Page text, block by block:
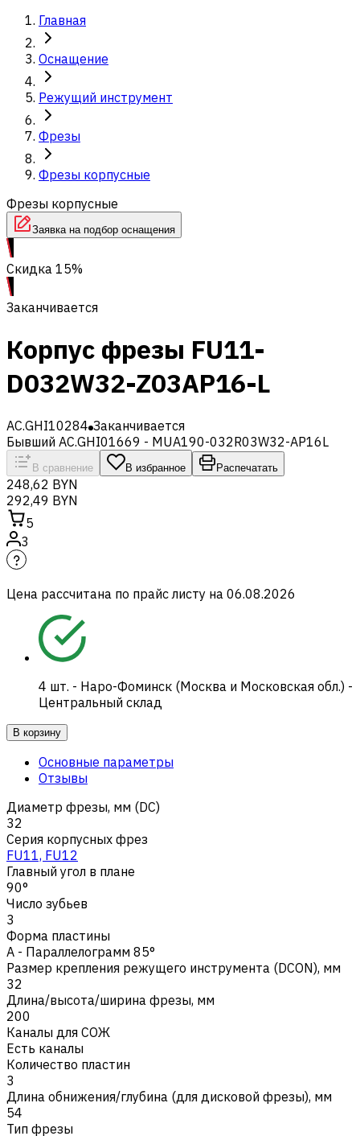
Главная
Оснащение
Режущий инструмент
Фрезы
Фрезы корпусные
Фрезы корпусные
Заявка на подбор оснащения
Скидка 15%
Заканчивается
Корпус фрезы FU11-
D032W32-Z03AP16-L
AC.GHI10284 Заканчивается
Бывший AC.GHI01669 - MUA190-032R03W32-AP16L
В сравнение В избранное Распечатать
248,62 BYN
292,49 BYN
5
3
Цена рассчитана по прайс листу на 06.08.2026
4 шт. - Наро-Фоминск (Москва и Московская обл.) -
Центральный склад
В корзину
Основные параметры
Отзывы
Диаметр фрезы, мм (DC)
32
Серия корпусных фрез
FU11, FU12
Главный угол в плане
90°
Число зубьев
3
Форма пластины
A - Параллелограмм 85°
Размер крепления режущего инструмента (DCON), мм
32
Длина/высота/ширина фрезы, мм
200
Каналы для СОЖ
Есть каналы
Количество пластин
3
Длина обнижения/глубина (для дисковой фрезы), мм
54
Тип фрезы